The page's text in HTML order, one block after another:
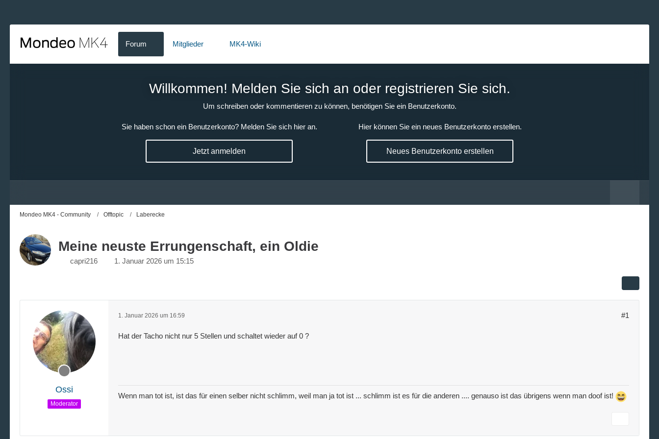
Forum Mitglieder MK4-Wiki
Willkommen! Melden Sie sich an oder registrieren Sie sich.
Um schreiben oder kommentieren zu können, benötigen Sie ein Benutzerkonto.
Sie haben schon ein Benutzerkonto? Melden Sie sich hier an.
Jetzt anmelden
Hier können Sie ein neues Benutzerkonto erstellen.
Neues Benutzerkonto erstellen
Mondeo MK4 - Community Offtopic Laberecke
Meine neuste Errungenschaft, ein Oldie
capri216 1. Januar 2026 um 15:15
Ossi
Moderator
1. Januar 2026 um 16:59 #1
Hat der Tacho nicht nur 5 Stellen und schaltet wieder auf 0 ?
Wenn man tot ist, ist das für einen selber nicht schlimm, weil man ja tot ist ... schlimm ist es für die anderen .... genauso ist das übrigens wenn man doof ist!